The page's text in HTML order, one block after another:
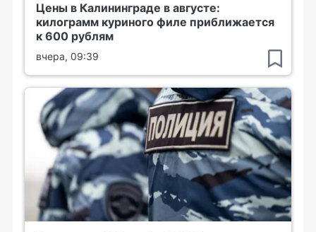
Цены в Калининграде в августе:
килограмм куриного филе приближается
к 600 рублям
вчера, 09:39